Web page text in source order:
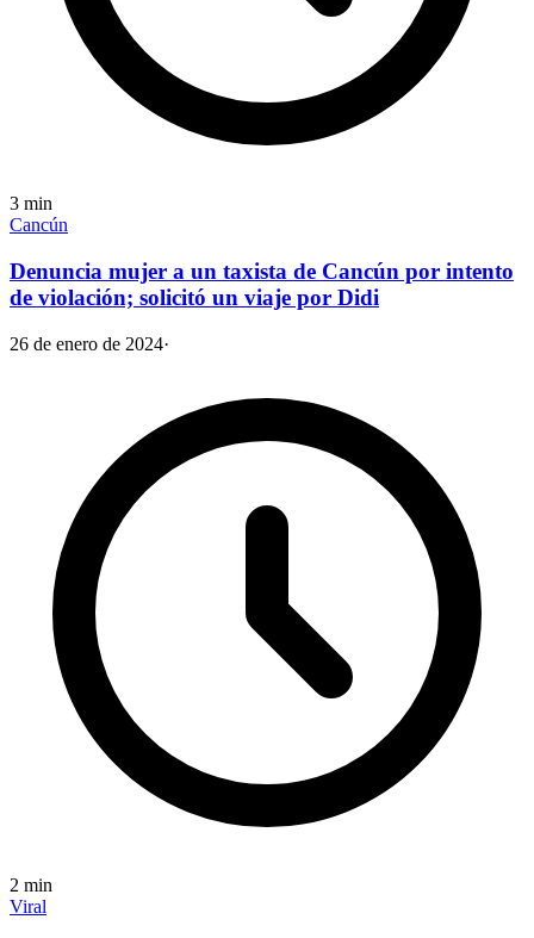
3 min
Cancún
Denuncia mujer a un taxista de Cancún por intento
de violación; solicitó un viaje por Didi
26 de enero de 2024·
2 min
Viral